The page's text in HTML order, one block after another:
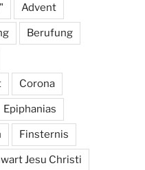
Advent
Berufung
Corona
Epiphanias
Finsternis
Jesu Christi